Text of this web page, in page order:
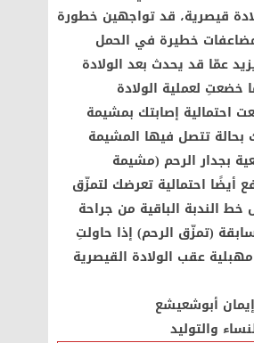
قيصرية، قد تواجهين خطورة
خطيرة في الحمل
عمّا قد يحدث بعد الولادة
خضعتِ لعملية الولادة
احتمالية إصابتك بمشيمة
بحالة تتصل فيها المشيمة
بجدار الرحم (مشيمة
أيضًا احتمالية تعرضك لتمزّق
الندبة الباقية من جراحة
(تمزّق الرحم) إذا حاولتِ
عقب الولادة القيصرية
أبوشعيشع
والتوليد